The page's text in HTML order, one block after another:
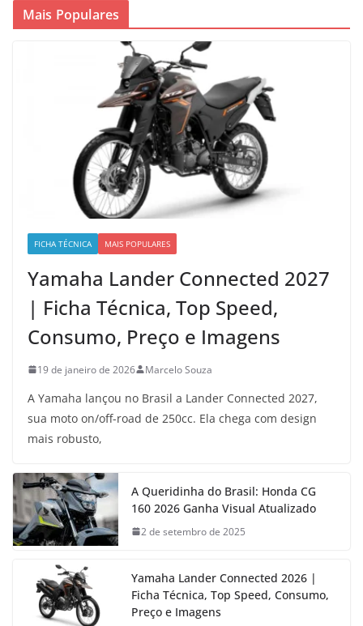
Mais Populares
FICHA TÉCNICA MAIS POPULARES
Yamaha Lander Connected 2027
| Ficha Técnica, Top Speed,
Consumo, Preço e Imagens
19 de janeiro de 2026 Marcelo Souza
A Yamaha lançou no Brasil a Lander Connected 2027,
sua moto on/off-road de 250cc. Ela chega com design
mais robusto,
A Queridinha do Brasil: Honda CG
160 2026 Ganha Visual Atualizado
2 de setembro de 2025
Yamaha Lander Connected 2026 |
Ficha Técnica, Top Speed, Consumo,
Preço e Imagens